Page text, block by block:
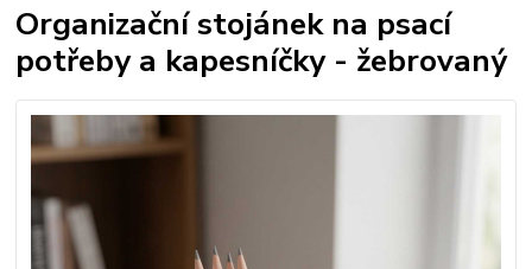
Organizační stojánek na psací
potřeby a kapesníčky - žebrovaný